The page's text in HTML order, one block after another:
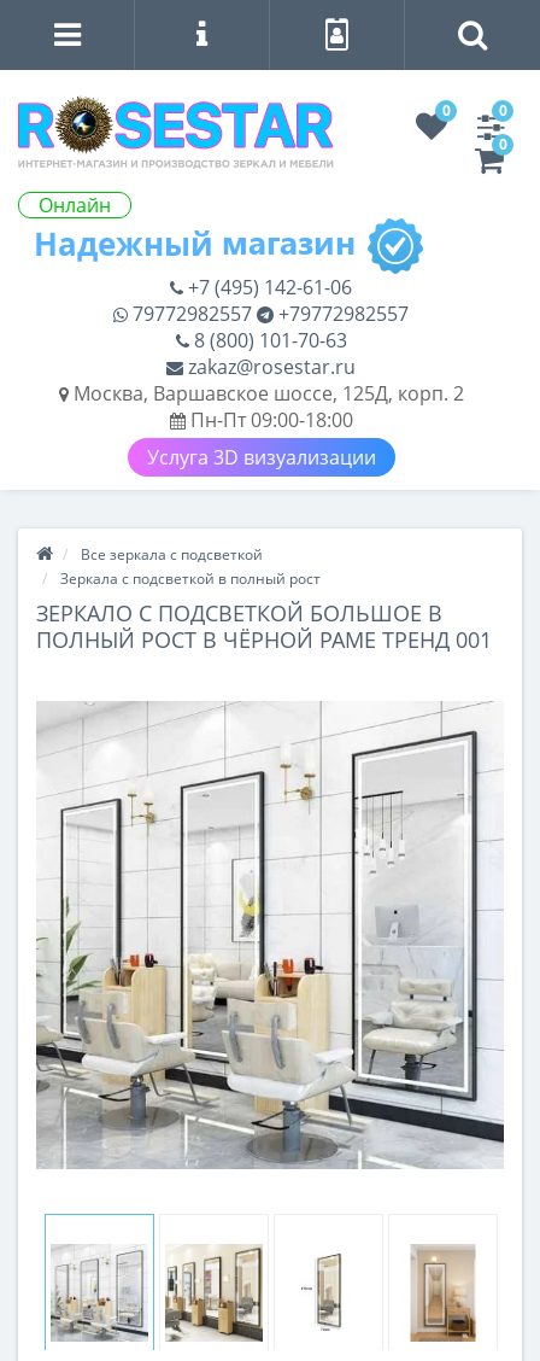
Онлайн
0
0
0
+7 (495) 142-61-06
79772982557
+79772982557
8 (800) 101-70-63
zakaz@rosestar.ru
Москва, Варшавское шоссе, 125Д, корп. 2
Пн-Пт 09:00-18:00
Услуга 3D визуализации
Все зеркала с подсветкой
Зеркала с подсветкой в полный рост
ЗЕРКАЛО С ПОДСВЕТКОЙ БОЛЬШОЕ В
ПОЛНЫЙ РОСТ В ЧЁРНОЙ РАМЕ ТРЕНД 001